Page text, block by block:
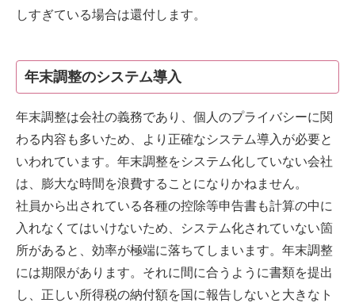
しすぎている場合は還付します。
年末調整のシステム導入
年末調整は会社の義務であり、個人のプライバシーに関
わる内容も多いため、より正確なシステム導入が必要と
いわれています。年末調整をシステム化していない会社
は、膨大な時間を浪費することになりかねません。
社員から出されている各種の控除等申告書も計算の中に
入れなくてはいけないため、システム化されていない箇
所があると、効率が極端に落ちてしまいます。年末調整
には期限があります。それに間に合うように書類を提出
し、正しい所得税の納付額を国に報告しないと大きなト